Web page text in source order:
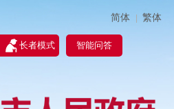
简体 | 繁体
长者模式 智能问答